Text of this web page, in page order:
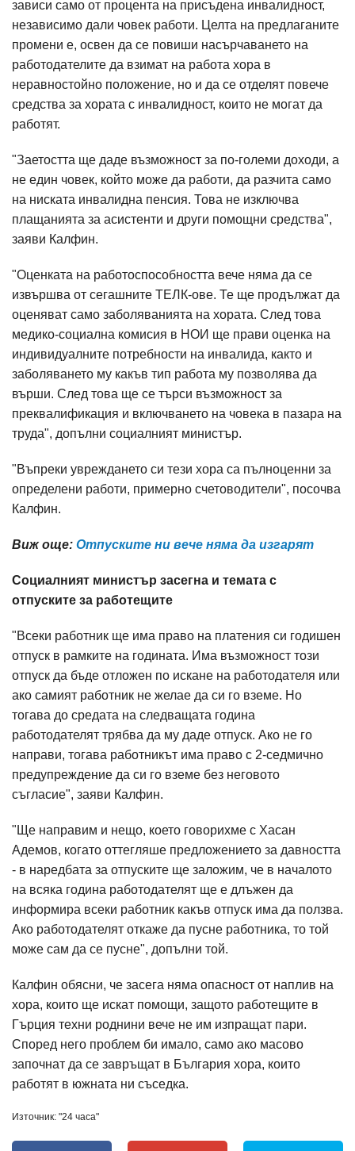
зависи само от процента на присъдена инвалидност,
независимо дали човек работи. Целта на предлаганите
промени е, освен да се повиши насърчаването на
работодателите да взимат на работа хора в
неравностойно положение, но и да се отделят повече
средства за хората с инвалидност, които не могат да
работят.
"Заетостта ще даде възможност за по-големи доходи, а
не един човек, който може да работи, да разчита само
на ниската инвалидна пенсия. Това не изключва
плащанията за асистенти и други помощни средства",
заяви Калфин.
"Оценката на работоспособността вече няма да се
извършва от сегашните ТЕЛК-ове. Те ще продължат да
оценяват само заболяванията на хората. След това
медико-социална комисия в НОИ ще прави оценка на
индивидуалните потребности на инвалида, както и
заболяването му какъв тип работа му позволява да
върши. След това ще се търси възможност за
преквалификация и включването на човека в пазара на
труда", допълни социалният министър.
"Въпреки увреждането си тези хора са пълноценни за
определени работи, примерно счетоводители", посочва
Калфин.
Виж още: Отпуските ни вече няма да изгарят
Социалният министър засегна и темата с
отпуските за работещите
"Всеки работник ще има право на платения си годишен
отпуск в рамките на годината. Има възможност този
отпуск да бъде отложен по искане на работодателя или
ако самият работник не желае да си го вземе. Но
тогава до средата на следващата година
работодателят трябва да му даде отпуск. Ако не го
направи, тогава работникът има право с 2-седмично
предупреждение да си го вземе без неговото
съгласие", заяви Калфин.
"Ще направим и нещо, което говорихме с Хасан
Адемов, когато оттегляше предложението за давността
- в наредбата за отпуските ще заложим, че в началото
на всяка година работодателят ще е длъжен да
информира всеки работник какъв отпуск има да ползва.
Ако работодателят откаже да пусне работника, то той
може сам да се пусне", допълни той.
Калфин обясни, че засега няма опасност от наплив на
хора, които ще искат помощи, защото работещите в
Гърция техни роднини вече не им изпращат пари.
Според него проблем би имало, само ако масово
започнат да се завръщат в България хора, които
работят в южната ни съседка.
Източник: "24 часа"